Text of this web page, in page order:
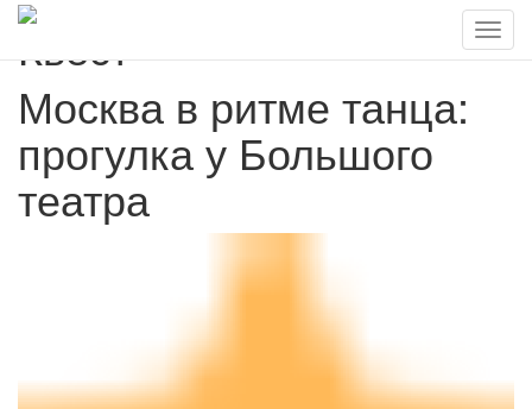
Квест
Москва в ритме танца:
прогулка у Большого
театра